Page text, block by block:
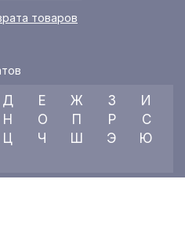
товаров
Д Е Ж З
И
Н О П Р
С
Ц Ч Ш Э
Ю